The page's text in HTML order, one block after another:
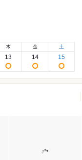
木
13
金
14
土
15